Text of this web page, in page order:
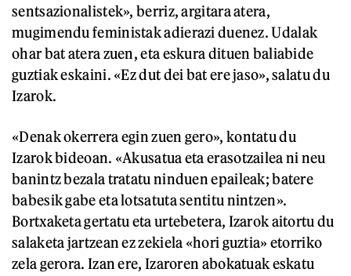
sentsazionalistek», berriz, argitara atera,
mugimendu feministak adierazi duenez. Udalak
ohar bat atera zuen, eta eskura dituen baliabide
guztiak eskaini. «Ez dut dei bat ere jaso», salatu du
Izarok.
«Denak okerrera egin zuen gero», kontatu du
Izarok bideoan. «Akusatua eta erasotzailea ni neu
banintz bezala tratatu ninduen epaileak; batere
babesik gabe eta lotsatuta sentitu nintzen».
Bortxaketa gertatu eta urtebetera, Izarok aitortu du
salaketa jartzean ez zekiela «hori guztia» etorriko
zela gerora. Izan ere, Izaroren abokatuak eskatu